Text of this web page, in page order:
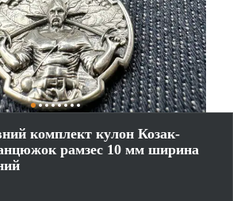
комплект кулон Козак-
рамзес 10 мм ширина